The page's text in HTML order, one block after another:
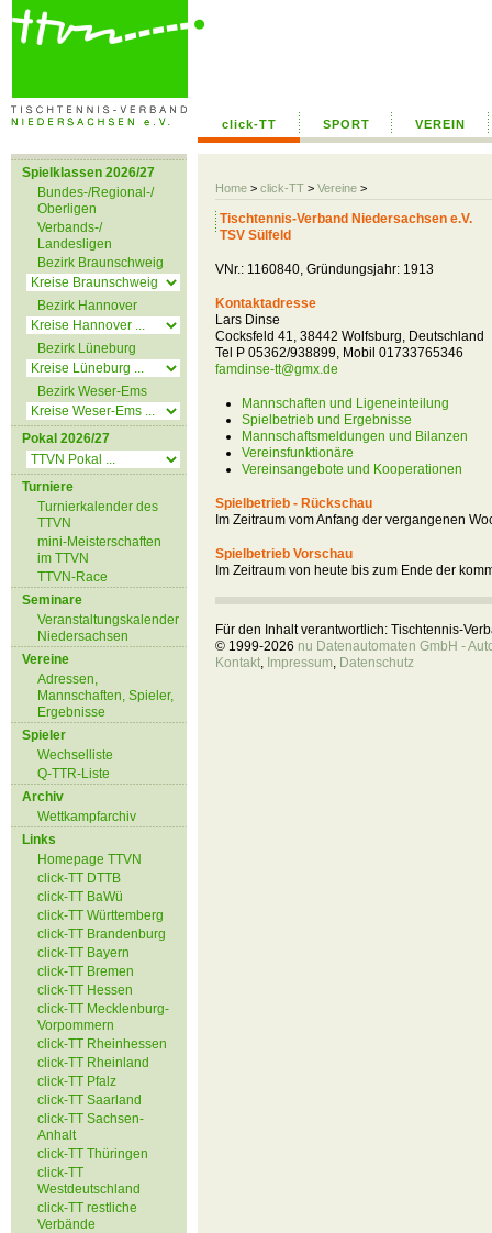
click-TT SPORT VEREIN
Home > click-TT > Vereine >
Spielklassen 2026/27
Bundes-/Regional-/
Oberligen
Verbands-/
Landesligen
Bezirk Braunschweig
Bezirk Hannover
Bezirk Lüneburg
Bezirk Weser-Ems
Pokal 2026/27
Turniere
Turnierkalender des
TTVN
mini-Meisterschaften
im TTVN
TTVN-Race
Seminare
Veranstaltungskalender
Niedersachsen
Vereine
Adressen,
Mannschaften, Spieler,
Ergebnisse
Spieler
Wechselliste
Q-TTR-Liste
Archiv
Wettkampfarchiv
Links
Homepage TTVN
click-TT DTTB
click-TT BaWü
click-TT Württemberg
click-TT Brandenburg
click-TT Bayern
click-TT Bremen
click-TT Hessen
click-TT Mecklenburg-
Vorpommern
click-TT Rheinhessen
click-TT Rheinland
click-TT Pfalz
click-TT Saarland
click-TT Sachsen-
Anhalt
click-TT Thüringen
click-TT
Westdeutschland
click-TT restliche
Verbände
Tischtennis-Verband Niedersachsen e.V.
TSV Sülfeld
VNr.: 1160840, Gründungsjahr: 1913
Kontaktadresse
Lars Dinse
Cocksfeld 41, 38442 Wolfsburg, Deutschland
Tel P 05362/938899, Mobil 01733765346
famdinse-tt@gmx.de
Mannschaften und Ligeneinteilung
Spielbetrieb und Ergebnisse
Mannschaftsmeldungen und Bilanzen
Vereinsfunktionäre
Vereinsangebote und Kooperationen
Spielbetrieb - Rückschau
Im Zeitraum vom Anfang der vergangenen
Spielbetrieb Vorschau
Im Zeitraum von heute bis zum Ende der
Für den Inhalt verantwortlich: Tischtennis-
© 1999-2026 nu Datenautomaten GmbH -
Kontakt, Impressum, Datenschutz